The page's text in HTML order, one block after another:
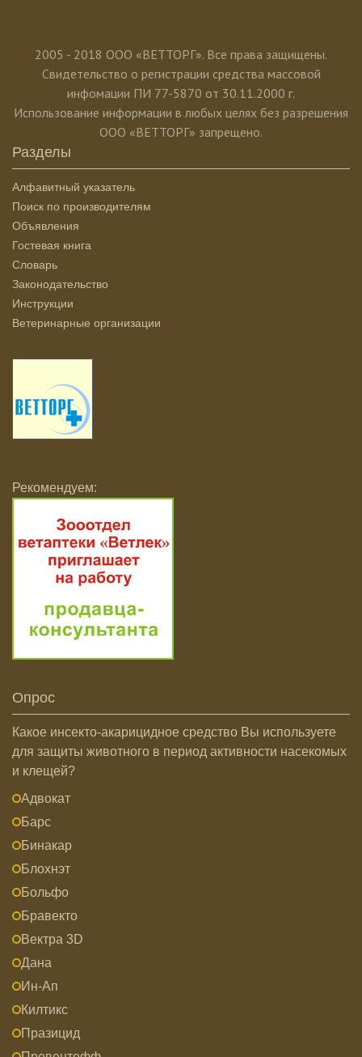
2005 - 2018 ООО «ВЕТТОРГ». Все права защищены.
Свидетельство о регистрации средства массовой
инфомации ПИ 77-5870 от 30.11.2000 г.
Использование информации в любых целях без разрешения
ООО «ВЕТТОРГ» запрещено.
Разделы
Алфавитный указатель
Поиск по производителям
Объявления
Гостевая книга
Словарь
Законодательство
Инструкции
Ветеринарные организации
Рекомендуем:
Опрос
Какое инсекто-акарицидное средство Вы используете
для защиты животного в период активности насекомых
и клещей?
Адвокат
Барс
Бинакар
Блохнэт
Больфо
Бравекто
Вектра 3D
Дана
Ин-Ап
Килтикс
Празицид